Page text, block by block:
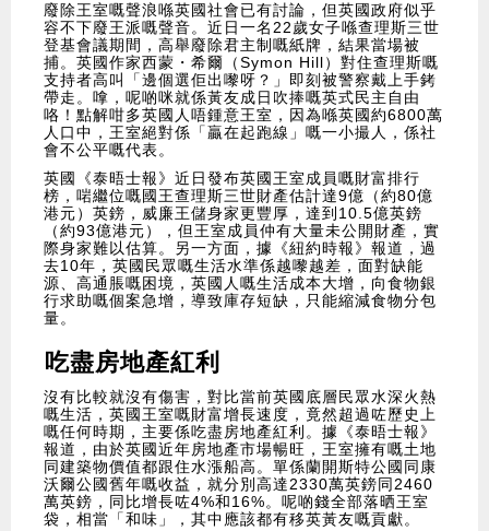
廢除王室嘅聲浪喺英國社會已有討論，但英國政府似乎
容不下廢王派嘅聲音。近日一名22歲女子喺查理斯三世
登基會議期間，高舉廢除君主制嘅紙牌，結果當場被
捕。英國作家西蒙・希爾（Symon Hill）對住查理斯嘅
支持者高叫「邊個選佢出嚟呀？」即刻被警察戴上手銬
帶走。嗱，呢啲咪就係黃友成日吹捧嘅英式民主自由
咯！點解咁多英國人唔鍾意王室，因為喺英國約6800萬
人口中，王室絕對係「贏在起跑線」嘅一小撮人，係社
會不公平嘅代表。
英國《泰晤士報》近日發布英國王室成員嘅財富排行
榜，啱繼位嘅國王查理斯三世財產估計達9億（約80億
港元）英鎊，威廉王儲身家更豐厚，達到10.5億英鎊
（約93億港元），但王室成員仲有大量未公開財產，實
際身家難以估算。另一方面，據《紐約時報》報道，過
去10年，英國民眾嘅生活水準係越嚟越差，面對缺能
源、高通脹嘅困境，英國人嘅生活成本大增，向食物銀
行求助嘅個案急增，導致庫存短缺，只能縮減食物分包
量。
吃盡房地產紅利
沒有比較就沒有傷害，對比當前英國底層民眾水深火熱
嘅生活，英國王室嘅財富增長速度，竟然超過咗歷史上
嘅任何時期，主要係吃盡房地產紅利。據《泰晤士報》
報道，由於英國近年房地產市場暢旺，王室擁有嘅土地
同建築物價值都跟住水漲船高。單係蘭開斯特公國同康
沃爾公國舊年嘅收益，就分別高達2330萬英鎊同2460
萬英鎊，同比增長咗4%和16%。呢啲錢全部落晒王室
袋，相當「和味」，其中應該都有移英黃友嘅貢獻。